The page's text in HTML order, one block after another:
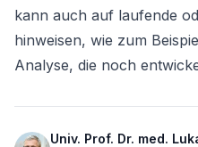
kann auch auf laufende
hinweisen, wie zum
Analyse, die noch
Univ. Prof. Dr. med.